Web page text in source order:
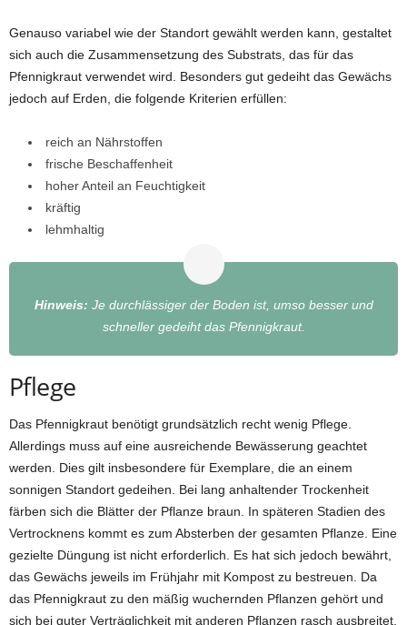
Genauso variabel wie der Standort gewählt werden kann, gestaltet
sich auch die Zusammensetzung des Substrats, das für das
Pfennigkraut verwendet wird. Besonders gut gedeiht das Gewächs
jedoch auf Erden, die folgende Kriterien erfüllen:
reich an Nährstoffen
frische Beschaffenheit
hoher Anteil an Feuchtigkeit
kräftig
lehmhaltig
Hinweis: Je durchlässiger der Boden ist, umso besser und
schneller gedeiht das Pfennigkraut.
Pflege
Das Pfennigkraut benötigt grundsätzlich recht wenig Pflege.
Allerdings muss auf eine ausreichende Bewässerung geachtet
werden. Dies gilt insbesondere für Exemplare, die an einem
sonnigen Standort gedeihen. Bei lang anhaltender Trockenheit
färben sich die Blätter der Pflanze braun. In späteren Stadien des
Vertrocknens kommt es zum Absterben der gesamten Pflanze. Eine
gezielte Düngung ist nicht erforderlich. Es hat sich jedoch bewährt,
das Gewächs jeweils im Frühjahr mit Kompost zu bestreuen. Da
das Pfennigkraut zu den mäßig wuchernden Pflanzen gehört und
sich bei guter Verträglichkeit mit anderen Pflanzen rasch ausbreitet,